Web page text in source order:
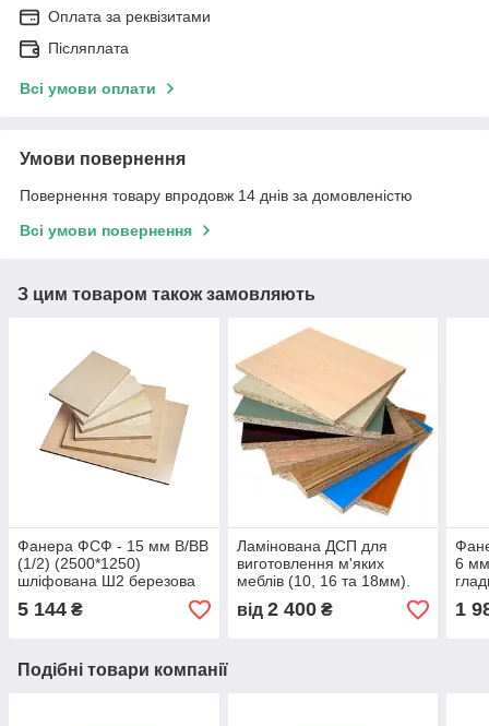
Оплата за реквізитами
Післяплата
Всі умови оплати
Умови повернення
Повернення товару впродовж 14 днів за домовленістю
Всі умови повернення
З цим товаром також замовляють
Фанера ФСФ - 15 мм В/ВВ
(1/2) (2500*1250)
шліфована Ш2 березова
водостійка
5 144 ₴
Ламінована ДСП для
виготовлення м'яких
меблів (10, 16 та 18мм).
Порізка/крайкування.
(Продаж від 3 листів)
від 2 400₴
6 мм
1
Подібні товари компанії